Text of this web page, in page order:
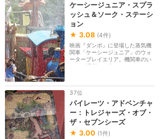
ケーシージュニア・スプラ
ッシュ＆ソーク・ステーシ
ョン
★ 3.08 (4件)
映画『ダンボ』に登場した蒸気機
関車「ケーシージュニア」のウォ
ータープレイエリア。機関車のい
ろんな場所から水...
37位
パイレーツ・アドベンチャ
ー：トレジャーズ・オブ・
ザ・セブンシーズ
★ 3.00 (1件)